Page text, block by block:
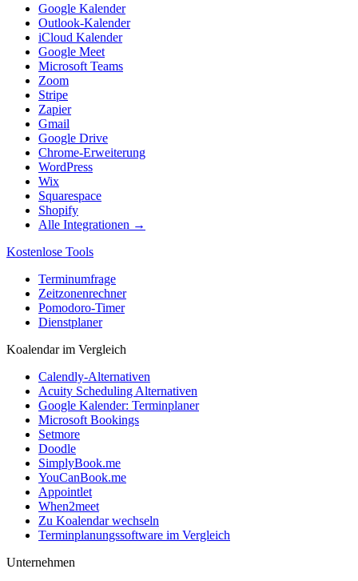
Google Kalender
Outlook-Kalender
iCloud Kalender
Google Meet
Microsoft Teams
Zoom
Stripe
Zapier
Gmail
Google Drive
Chrome-Erweiterung
WordPress
Wix
Squarespace
Shopify
Alle Integrationen →
Kostenlose Tools
Terminumfrage
Zeitzonenrechner
Pomodoro-Timer
Dienstplaner
Koalendar im Vergleich
Calendly-Alternativen
Acuity Scheduling Alternativen
Google Kalender: Terminplaner
Microsoft Bookings
Setmore
Doodle
SimplyBook.me
YouCanBook.me
Appointlet
When2meet
Zu Koalendar wechseln
Terminplanungssoftware im Vergleich
Unternehmen